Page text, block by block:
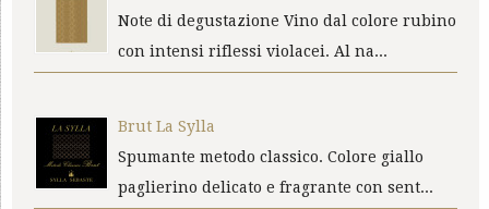
Note di degustazione Vino dal colore rubino
con intensi riflessi violacei. Al na...
Brut La Sylla
Spumante metodo classico. Colore giallo
paglierino delicato e fragrante con sent...